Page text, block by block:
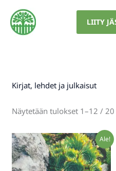
sisältöön
LIITY
Kirjat, lehdet ja julkaisut
Näytetään tulokset 1–12 / 20
Ale!